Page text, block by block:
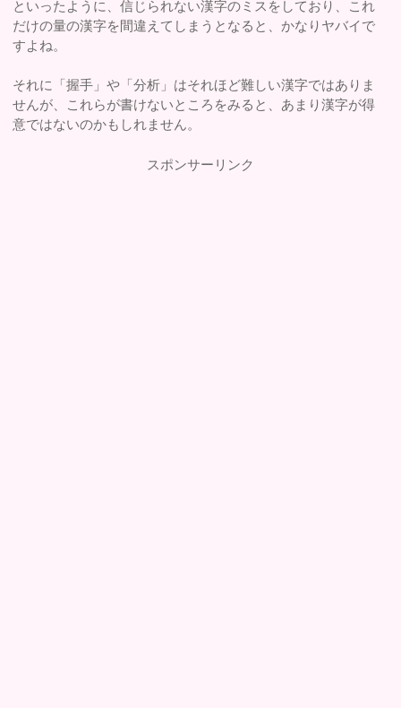
といったように、信じられない漢字のミスをしており、これ
だけの量の漢字を間違えてしまうとなると、かなりヤバイで
すよね。
それに「握手」や「分析」はそれほど難しい漢字ではありま
せんが、これらが書けないところをみると、あまり漢字が得
意ではないのかもしれません。
スポンサーリンク